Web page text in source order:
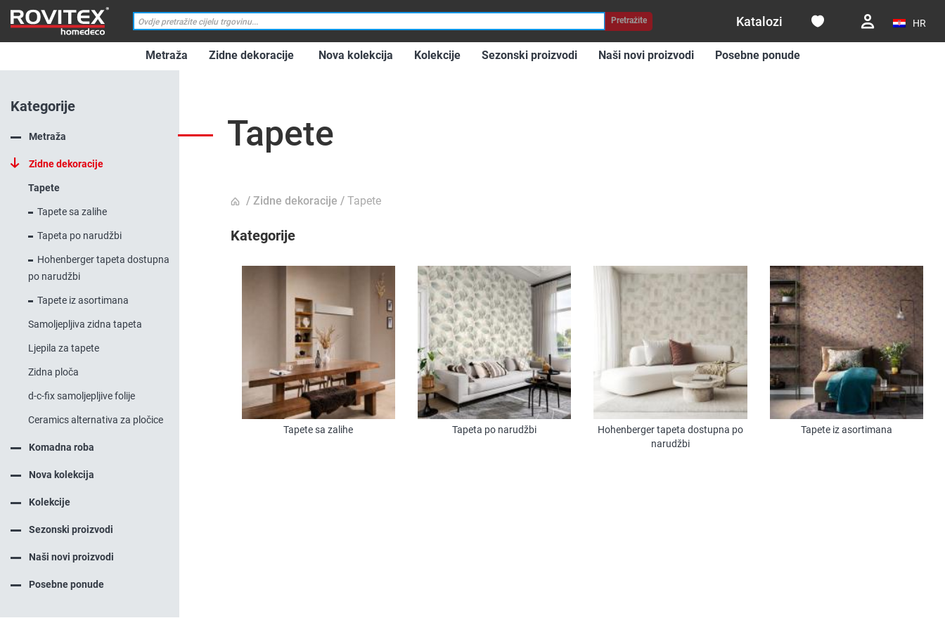
Pretražite
Metraža Zidne dekoracije
roba
Nova kolekcija Kolekcije Sezonski proizvodi Naši novi proizvodi Posebne ponude
Katalozi HR
Tapete
Zidne dekoracije Tapete
Kategorije
Tapete sa zalihe Tapeta po narudžbi
Hohenberger tapeta dostupna po
narudžbi
Tapete iz asortimana
Kategorije
Metraža
Zidne dekoracije
Tapete
Tapete sa zalihe
Tapeta po narudžbi
Hohenberger tapeta dostupna
po narudžbi
Tapete iz asortimana
Samoljepljiva zidna tapeta
Ljepila za tapete
Zidna ploča
d-c-fix samoljepljive folije
Ceramics alternativa za pločice
Komadna roba
Nova kolekcija
Kolekcije
Sezonski proizvodi
Naši novi proizvodi
Posebne ponude